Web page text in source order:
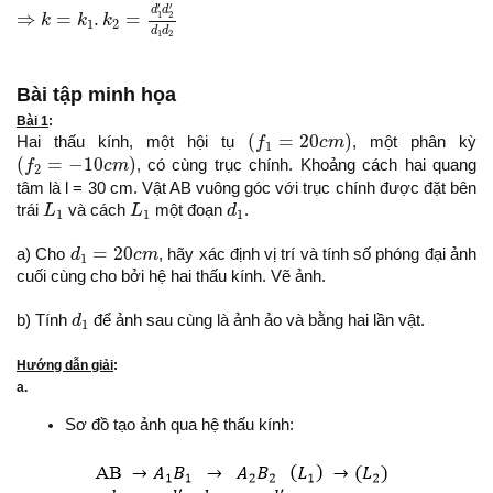
⇒ k = k1. k2 = d′
1d′
2
d1d2
Bài tập minh họa
Bài 1:
Hai thấu kính, một hội tụ ( f1 = 20cm)
( 1 20cm) , một phân kỳ
( f2 = −10cm)
( 2 cm )
, có cùng trục chính. Khoảng cách hai quang
tâm là l = 30 cm. Vật AB vuông góc với trục chính được đặt bên
trái L1
L và cách L1
L1 một đoạn d1
d1.
a) Cho d1 = 20cm
d1 =20cm
, hãy xác định vị trí và tính số phóng đại ảnh
cuối cùng cho bởi hệ hai thấu kính. Vẽ ảnh.
b) Tính d1
d để ảnh sau cùng là ảnh ảo và bằng hai lần vật.
Hướng dẫn giải:
a.
Sơ đồ tạo ảnh qua hệ thấu kính: